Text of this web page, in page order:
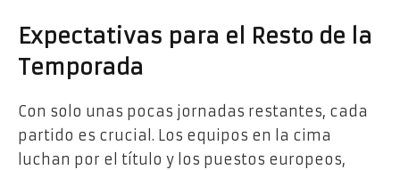
Expectativas para el Resto de la
Temporada
Con solo unas pocas jornadas restantes, cada
partido es crucial. Los equipos en la cima
luchan por el título y los puestos europeos,